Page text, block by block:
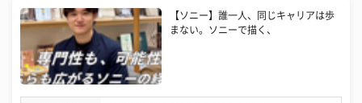
【ソニー】誰一人、同じキャリアは歩
まない。ソニーで描く、